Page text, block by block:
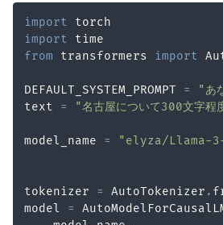
import
import
from transformers import
DEFAULT_SYSTEM_PROMPT =
"あ
text = "名古屋について300文字程
model_name = "elyza/Llama-3-
tokenizer = AutoTokenizer .
model =